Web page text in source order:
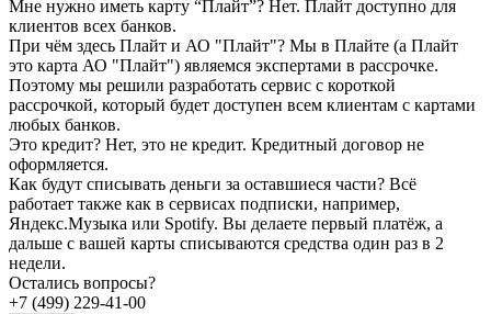
Мне нужно иметь карту “Плайт”? Нет. Плайт доступно для
клиентов всех банков.
При чём здесь Плайт и АО "Плайт"? Мы в Плайте (а Плайт
это карта АО "Плайт") являемся экспертами в рассрочке.
Поэтому мы решили разработать сервис с короткой
рассрочкой, который будет доступен всем клиентам с картами
любых банков.
Это кредит? Нет, это не кредит. Кредитный договор не
оформляется.
Как будут списывать деньги за оставшиеся части? Всё
работает также как в сервисах подписки, например,
Яндекс.Музыка или Spotify. Вы делаете первый платёж, а
дальше с вашей карты списываются средства один раз в 2
недели.
Остались вопросы?
+7 (499) 229-41-00